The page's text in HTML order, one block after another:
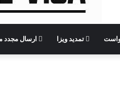
تمدید ویزا ارسال مجدد